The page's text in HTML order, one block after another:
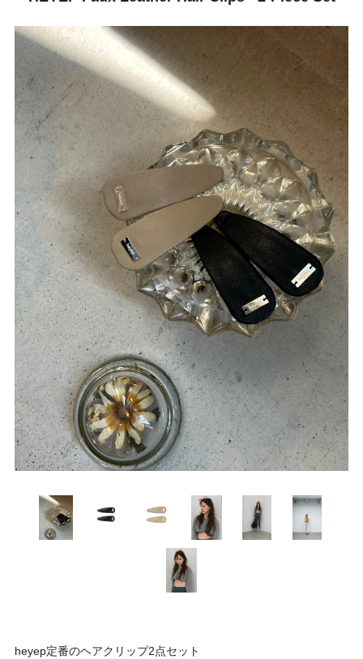
heyep定番のヘアクリップ2点セット